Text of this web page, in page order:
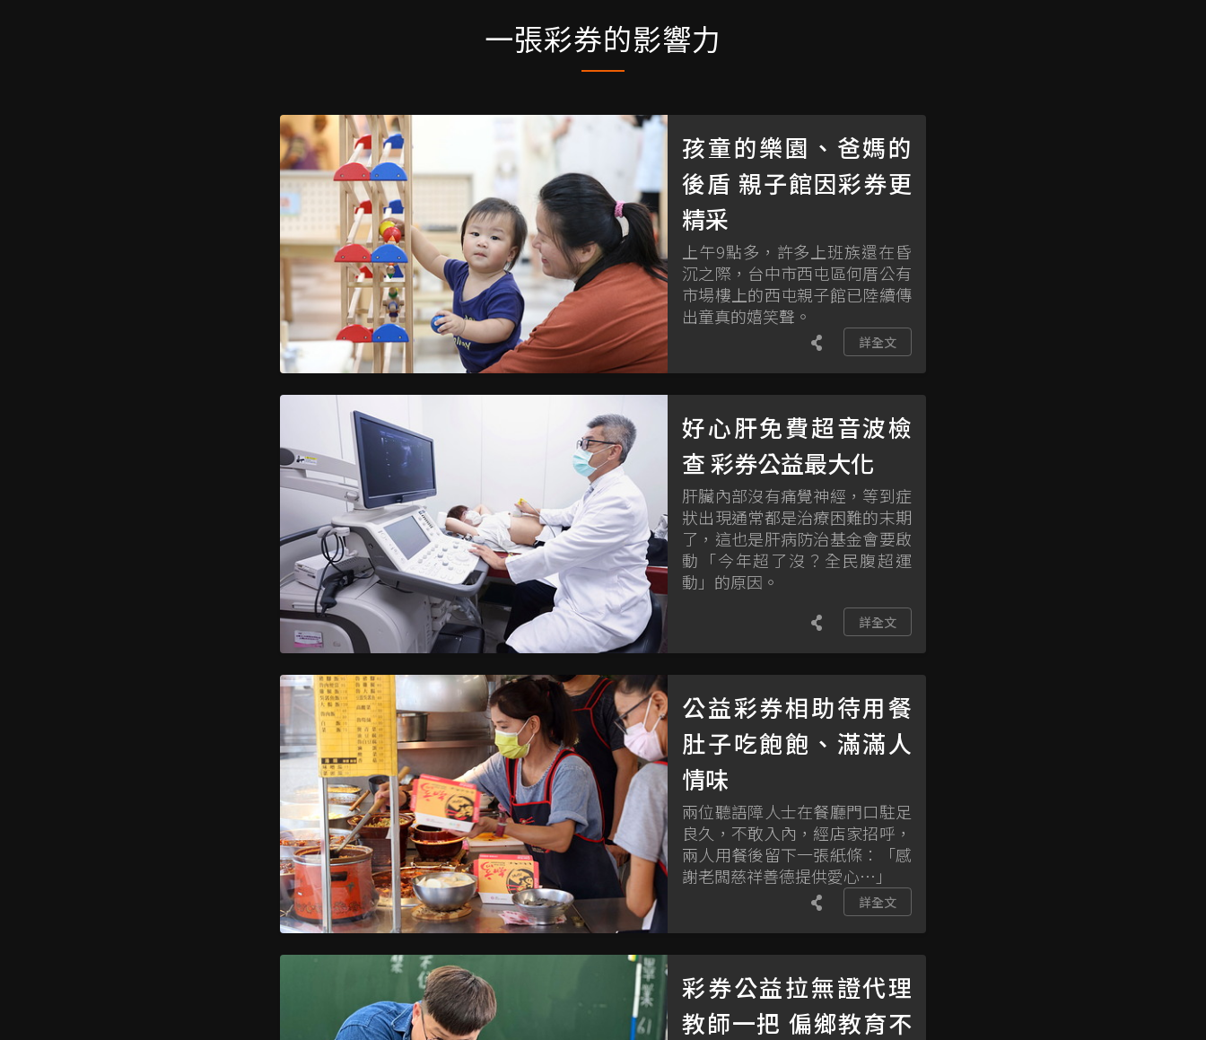
一張彩券的影響力
孩童的樂園、爸媽的
後盾 親子館因彩券更
精采
上午9點多，許多上班族還在昏
沉之際，台中市西屯區何厝公有
市場樓上的西屯親子館已陸續傳
出童真的嬉笑聲。
詳全文
好心肝免費超音波檢
查 彩券公益最大化
肝臟內部沒有痛覺神經，等到症
狀出現通常都是治療困難的末期
了，這也是肝病防治基金會要啟
動「今年超了沒？全民腹超運
動」的原因。
詳全文
公益彩券相助待用餐
肚子吃飽飽、滿滿人
情味
兩位聽語障人士在餐廳門口駐足
良久，不敢入內，經店家招呼，
兩人用餐後留下一張紙條：「感
謝老闆慈祥善德提供愛心…」
詳全文
彩券公益拉無證代理
教師一把 偏鄉教育不